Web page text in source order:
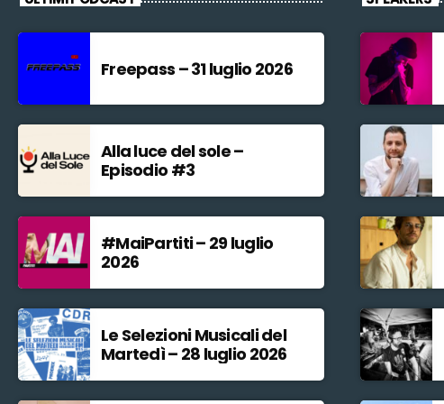
Freepass – 31 luglio 2026
Alla luce del sole –
Episodio #3
#MaiPartiti – 29 luglio
2026
Le Selezioni Musicali del
Martedì – 28 luglio 2026